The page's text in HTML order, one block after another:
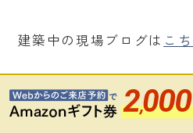
建築中の現場ブログは こ